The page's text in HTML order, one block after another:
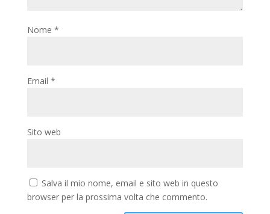
Nome *
Email *
Sito web
Salva il mio nome, email e sito web in questo
browser per la prossima volta che commento.